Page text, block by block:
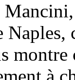
Naples,